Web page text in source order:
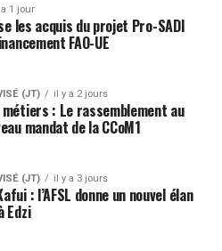
1 jour
les acquis du projet Pro-SADI
FAO-UE
(JT) il y a 2 jours
métiers : Le rassemblement au
mandat de la CCoM1
(JT) il y a 3 jours
: l’AFSL donne un nouvel élan
Edzi